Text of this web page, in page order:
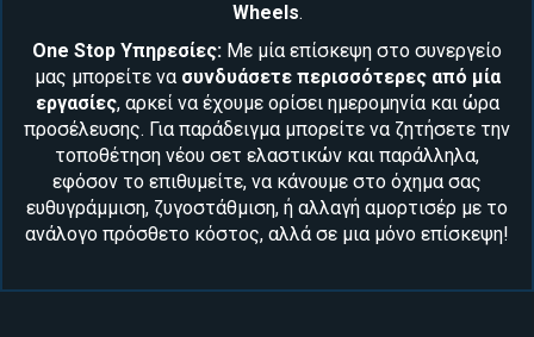
Wheels.
One Stop Υπηρεσίες: Με μία επίσκεψη στο συνεργείο
μας μπορείτε να συνδυάσετε περισσότερες από μία
εργασίες, αρκεί να έχουμε ορίσει ημερομηνία και ώρα
προσέλευσης. Για παράδειγμα μπορείτε να ζητήσετε την
τοποθέτηση νέου σετ ελαστικών και παράλληλα,
εφόσον το επιθυμείτε, να κάνουμε στο όχημα σας
ευθυγράμμιση, ζυγοστάθμιση, ή αλλαγή αμορτισέρ με το
ανάλογο πρόσθετο κόστος, αλλά σε μια μόνο επίσκεψη!